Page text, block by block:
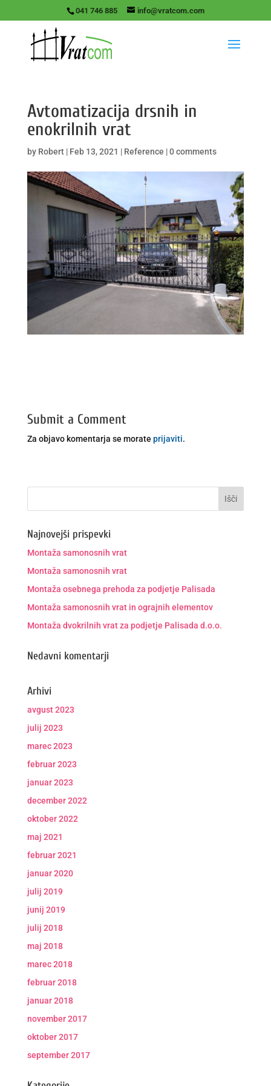
041 746 885 info@vratcom.com
Avtomatizacija drsnih in
enokrilnih vrat
by Robert| Feb 13, 2021 | Reference |0 comments
Submit a Comment
Za objavo komentarja se morate prijaviti.
Najnovejši prispevki
Montaža samonosnih vrat
Montaža samonosnih vrat
Montaža osebnega prehoda za podjetje Palisada
Montaža samonosnih vrat in ograjnih elementov
Montaža dvokrilnih vrat za podjetje Palisada d.o.o.
Nedavni komentarji
Arhivi
avgust 2023
julij 2023
marec 2023
februar 2023
januar 2023
december 2022
oktober 2022
maj 2021
februar 2021
januar 2020
julij 2019
junij 2019
julij 2018
maj 2018
marec 2018
februar 2018
januar 2018
november 2017
oktober 2017
september 2017